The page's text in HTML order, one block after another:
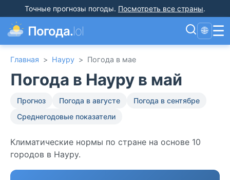
Точные прогнозы погоды. Посмотреть все страны.
Погода.lol 🌐 ☰
Главная > Науру > Погода в мае
Погода в Науру в май
Прогноз Погода в августе
Погода в сентябре
Среднегодовые показатели
Климатические нормы по стране на основе 10
городов в Науру.